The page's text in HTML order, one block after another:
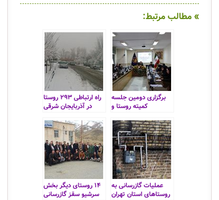
» مطالب مرتبط:
برگزاری دومین جلسه
کمیته روستا و
مرکزی
راه ارتباطی ۲۹۳ روستا
در آذربایجان شرقی
عملیات گازرسانی به
روستاهای استان تهران
۱۴ روستای دیگر بخش
سرشیو سقز گازرسانی